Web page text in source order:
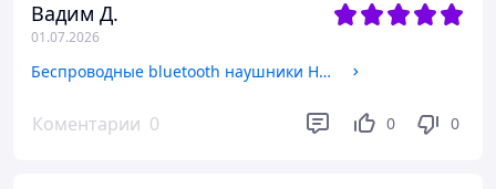
Вадим Д.
01.07.2026
Беспроводные bluetooth наушники HBQ-YYK 580 с шумопоглощением CVC8.0 Hi-Fi-IP-X7
Коментарии 0 0 0